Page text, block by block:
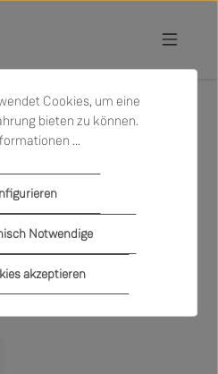
Ondarreta
Cookies, um eine
bieten zu können.
...
Notwendige
akzeptieren